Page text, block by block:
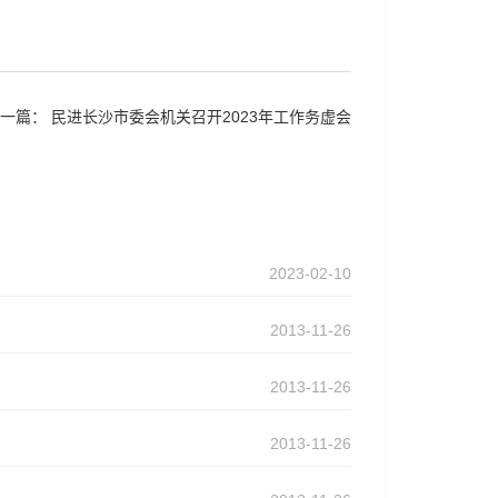
篇： 民进长沙市委会机关召开2023年工作务虚会
2023-02-10
2013-11-26
2013-11-26
2013-11-26